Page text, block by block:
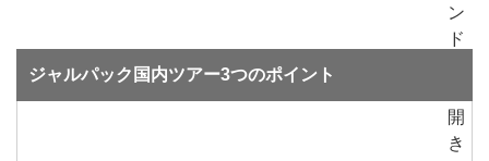
ジャルパック国内ツアー3つのポイント